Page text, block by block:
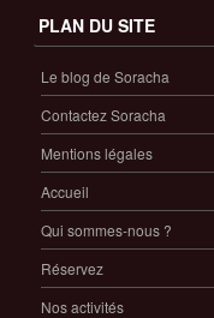
PLAN DU SITE
Le blog de Soracha
Contactez Soracha
Mentions légales
Accueil
Qui sommes-nous ?
Réservez
Nos activités